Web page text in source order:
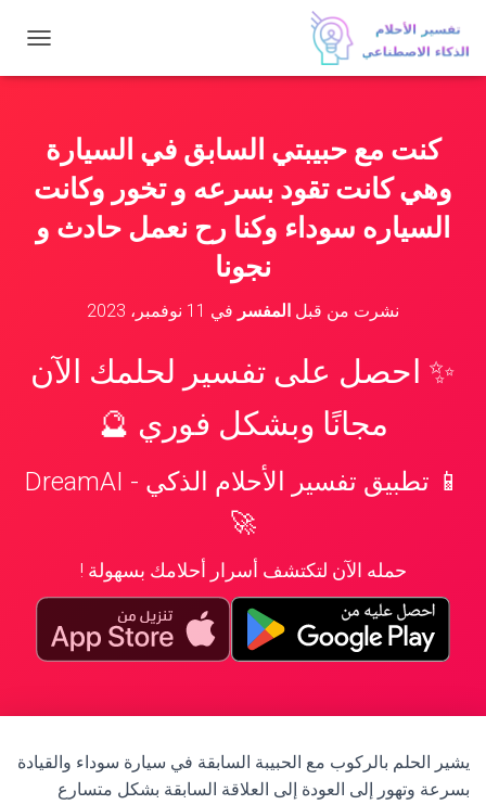
ب
ت
ق
كنت مع حبيبتي السابق في السيارة
وهي كانت تقود بسرعه و تخور وكانت
السياره سوداء وكنا رح نعمل حادث و
نجونا
نشرت من قبل المفسر في 11 نوفمبر، 2023
✨ احصل على تفسير لحلمك الآن
مجانًا وبشكل فوري 🔮
📱 تطبيق تفسير الأحلام الذكي - DreamAI
🚀
حمله الآن لتكتشف أسرار أحلامك بسهولة !
يشير الحلم بالركوب مع الحبيبة السابقة في سيارة سوداء والقيادة
بسرعة وتهور إلى العودة إلى العلاقة السابقة بشكل متسارع